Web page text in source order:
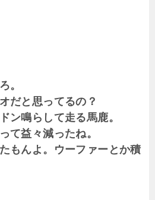
。
だと思ってるの？
ン鳴らして走る馬鹿。
て益々減ったね。
もんよ。ウーファーとか積